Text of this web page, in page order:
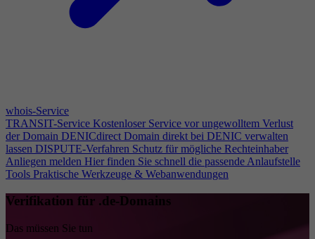
whois-Service
TRANSIT-Service Kostenloser Service vor ungewolltem Verlust
der Domain DENICdirect Domain direkt bei DENIC verwalten
lassen DISPUTE-Verfahren Schutz für mögliche Rechteinhaber
Anliegen melden Hier finden Sie schnell die passende Anlaufstelle
Tools Praktische Werkzeuge & Webanwendungen
Verifikation für .de-Domains
Das müssen Sie tun